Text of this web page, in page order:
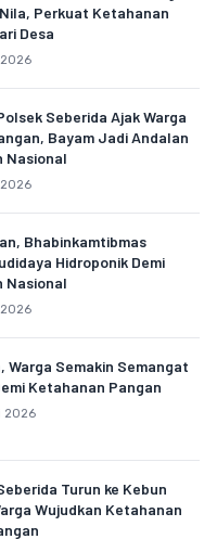
Perkuat Ketahanan
Desa
Seberida Ajak Warga
Bayam Jadi Andalan
Nasional
Bhabinkamtibmas
Hidroponik Demi
Nasional
Warga Semakin Semangat
Ketahanan Pangan
2026
Turun ke Kebun
Wujudkan Ketahanan